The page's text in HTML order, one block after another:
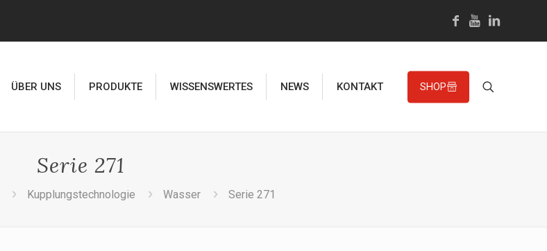
ÜBER UNS PRODUKTE WISSENSWERTES NEWS KONTAKT SHOP
Serie 271
Kupplungstechnologie Wasser Serie 271